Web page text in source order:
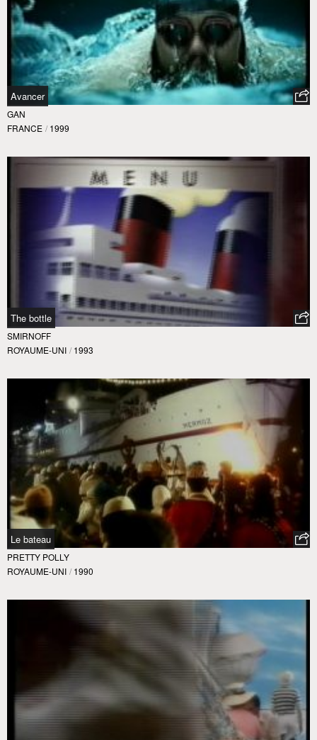
Avancer
GAN
FRANCE / 1999
The bottle
SMIRNOFF
ROYAUME-UNI / 1993
Le bateau
PRETTY POLLY
ROYAUME-UNI / 1990